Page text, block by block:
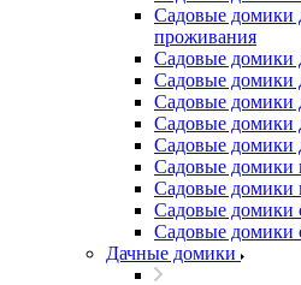
Садовые домики
проживания
Садовые домики
Садовые домики
Садовые домики
Садовые домики
Садовые домики
Садовые домики
Садовые домики
Садовые домики
Садовые домики
Дачные домики